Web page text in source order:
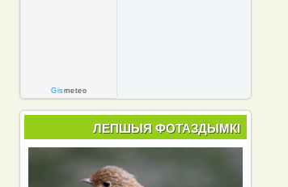
Gismeteo
ЛЕПШЫЯ ФОТАЗДЫМКІ